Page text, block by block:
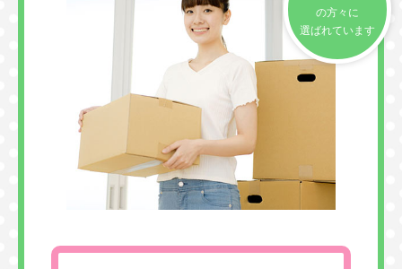
の方々に
選ばれています